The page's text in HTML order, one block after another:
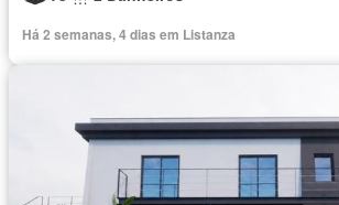
Há 2 semanas, 4 dias em Listanza